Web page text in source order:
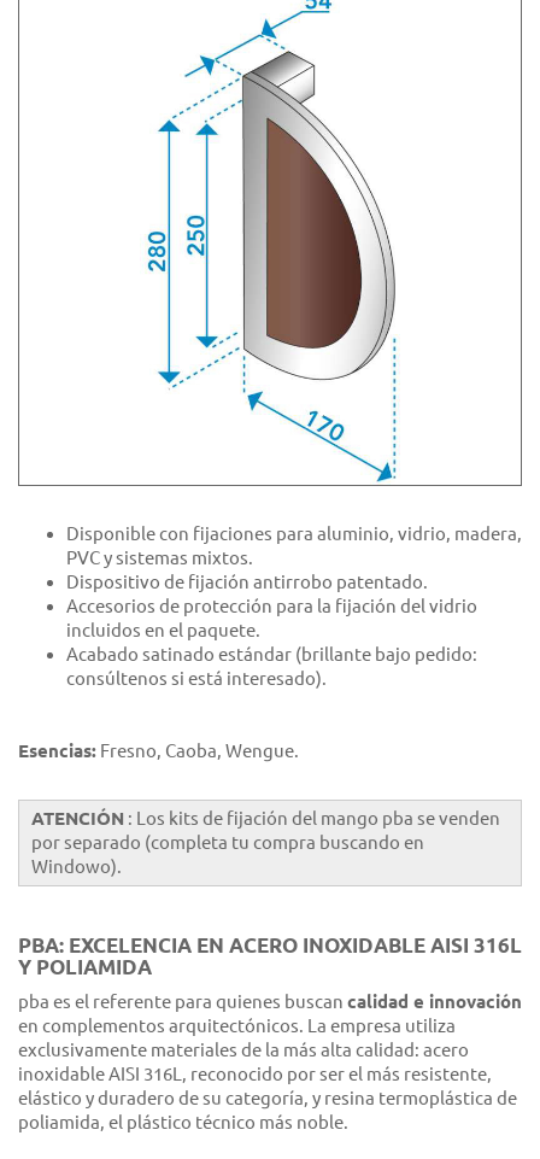
Disponible con fijaciones para aluminio, vidrio, madera,
PVC y sistemas mixtos.
Dispositivo de fijación antirrobo patentado.
Accesorios de protección para la fijación del vidrio
incluidos en el paquete.
Acabado satinado estándar (brillante bajo pedido:
consúltenos si está interesado).
Esencias: Fresno, Caoba, Wengue.
ATENCIÓN : Los kits de fijación del mango pba se venden
por separado (completa tu compra buscando en
Windowo).
PBA: EXCELENCIA EN ACERO INOXIDABLE AISI 316L
Y POLIAMIDA
pba es el referente para quienes buscan calidad e innovación
en complementos arquitectónicos. La empresa utiliza
exclusivamente materiales de la más alta calidad: acero
inoxidable AISI 316L, reconocido por ser el más resistente,
elástico y duradero de su categoría, y resina termoplástica de
poliamida, el plástico técnico más noble.